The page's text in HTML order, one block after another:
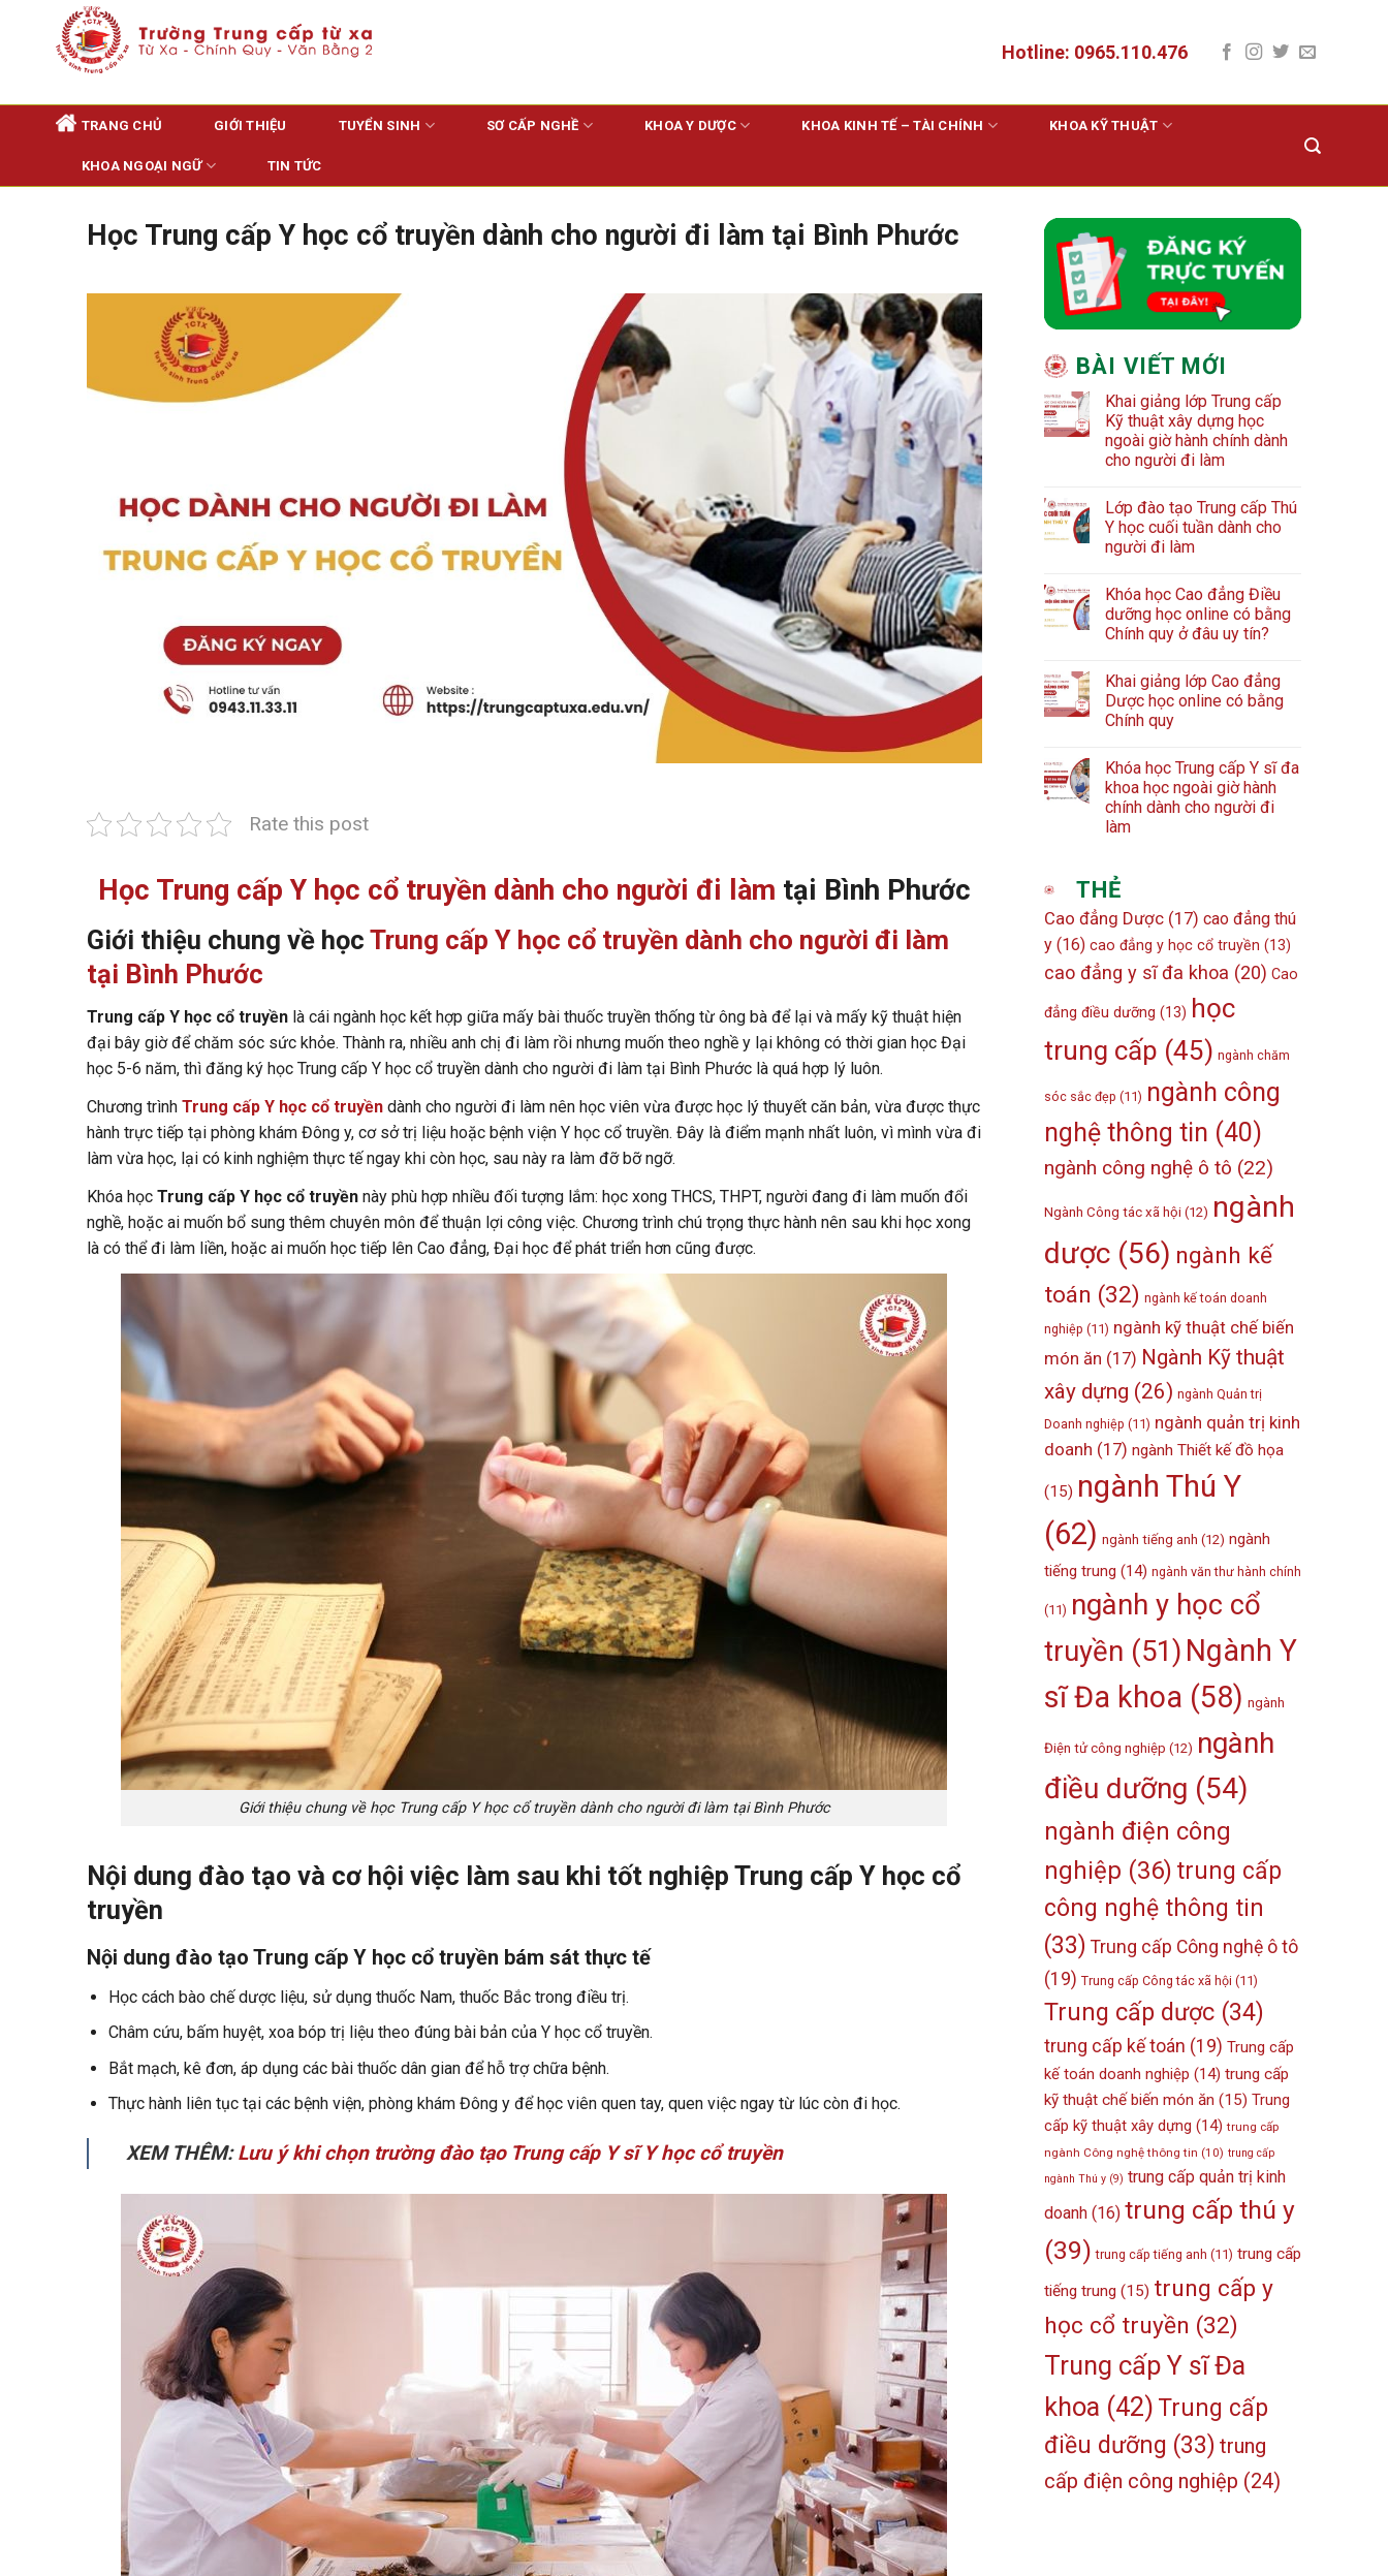
Hotline: 0965.110.476
TRANG CHỦ GIỚI THIỆU TUYỂN SINH SƠ CẤP NGHỀ KHOA Y DƯỢC KHOA KINH TẾ – TÀI CHÍNH KHOA KỸ THUẬT
KHOA NGOẠI NGỮ TIN TỨC
Học Trung cấp Y học cổ truyền dành cho người đi làm tại Bình Phước
Rate this post
Học Trung cấp Y học cổ truyền dành cho người đi làm tại Bình Phước
Giới thiệu chung về học Trung cấp Y học cổ truyền dành cho người đi làm
tại Bình Phước
Trung cấp Y học cổ truyềnlà cái ngành học kết hợp giữa mấy bài thuốc truyền thống từ ông bà để lại và mấy kỹ thuật hiện
đại bây giờ để chăm sóc sức khỏe. Thành ra, nhiều anh chị đi làm rồi nhưng muốn theo nghề y lại không có thời gian học Đại
học 5-6 năm, thì đăng ký học Trung cấp Y học cổ truyền dành cho người đi làm tại Bình Phước là quá hợp lý luôn.
Chương trình Trung cấp Y học cổ truyềndành cho người đi làm nên học viên vừa được học lý thuyết căn bản, vừa được thực
hành trực tiếp tại phòng khám Đông y, cơ sở trị liệu hoặc bệnh viện Y học cổ truyền. Đây là điểm mạnh nhất luôn, vì mình vừa đi
làm vừa học, lại có kinh nghiệm thực tế ngay khi còn học, sau này ra làm đỡ bỡ ngỡ.
Khóa học Trung cấp Y học cổ truyềnnày phù hợp nhiều đối tượng lắm: học xong THCS, THPT, người đang đi làm muốn đổi
nghề, hoặc ai muốn bổ sung thêm chuyên môn để thuận lợi công việc. Chương trình chú trọng thực hành nên sau khi học xong
là có thể đi làm liền, hoặc ai muốn học tiếp lên Cao đẳng, Đại học để phát triển hơn cũng được.
Giới thiệu chung về học Trung cấp Y học cổ truyền dành cho người đi làm tại Bình Phước
Nội dung đào tạo và cơ hội việc làm sau khi tốt nghiệp Trung cấp Y học cổ
truyền
Nội dung đào tạo Trung cấp Y học cổ truyền bám sát thực tế
Học cách bào chế dược liệu, sử dụng thuốc Nam, thuốc Bắc trong điều trị.
Châm cứu, bấm huyệt, xoa bóp trị liệu theo đúng bài bản của Y học cổ truyền.
Bắt mạch, kê đơn, áp dụng các bài thuốc dân gian để hỗ trợ chữa bệnh.
Thực hành liên tục tại các bệnh viện, phòng khám Đông y để học viên quen tay, quen việc ngay từ lúc còn đi học.
XEM THÊM:Lưu ý khi chọn trường đào tạo Trung cấp Y sĩ Y học cổ truyền
BÀI VIẾT MỚI
Khai giảng lớp Trung cấp
Kỹ thuật xây dựng học
ngoài giờ hành chính dành
cho người đi làm
Lớp đào tạo Trung cấp Thú
Y học cuối tuần dành cho
người đi làm
Khóa học Cao đẳng Điều
dưỡng học online có bằng
Chính quy ở đâu uy tín?
Khai giảng lớp Cao đẳng
Dược học online có bằng
Chính quy
Khóa học Trung cấp Y sĩ đa
khoa học ngoài giờ hành
chính dành cho người đi
làm
THẺ
Cao đẳng Dược (17) cao đẳng thú
y (16) cao đẳng y học cổ truyền (13)
cao đẳng y sĩ đa khoa (20) Cao
đẳng điều dưỡng (13) học
trung cấp (45) ngành chăm
sóc sắc đẹp (11) ngành công
nghệ thông tin (40)
ngành công nghệ ô tô (22)
Ngành Công tác xã hội (12) ngành
dược (56) ngành kế
toán (32) ngành kế toán doanh
nghiệp (11) ngành kỹ thuật chế biến
món ăn (17) Ngành Kỹ thuật
xây dựng (26) ngành Quản trị
Doanh nghiệp (11) ngành quản trị kinh
doanh (17) ngành Thiết kế đồ họa
(15) ngành Thú Y
(62) ngành tiếng anh (12) ngành
tiếng trung (14) ngành văn thư hành chính
(11) ngành y học cổ
truyền (51) Ngành Y
sĩ Đa khoa (58) ngành
Điện tử công nghiệp (12) ngành
điều dưỡng (54)
ngành điện công
nghiệp (36) trung cấp
công nghệ thông tin
(33) Trung cấp Công nghệ ô tô
(19) Trung cấp Công tác xã hội (11)
Trung cấp dược (34)
trung cấp kế toán (19) Trung cấp
kế toán doanh nghiệp (14) trung cấp
kỹ thuật chế biến món ăn (15) Trung
cấp kỹ thuật xây dựng (14) trung cấp
ngành Công nghệ thông tin (10) trung cấp
ngành Thú y (9) trung cấp quản trị kinh
doanh (16) trung cấp thú y
(39) trung cấp tiếng anh (11) trung cấp
tiếng trung (15) trung cấp y
học cổ truyền (32)
Trung cấp Y sĩ Đa
khoa (42) Trung cấp
điều dưỡng (33) trung
cấp điện công nghiệp (24)